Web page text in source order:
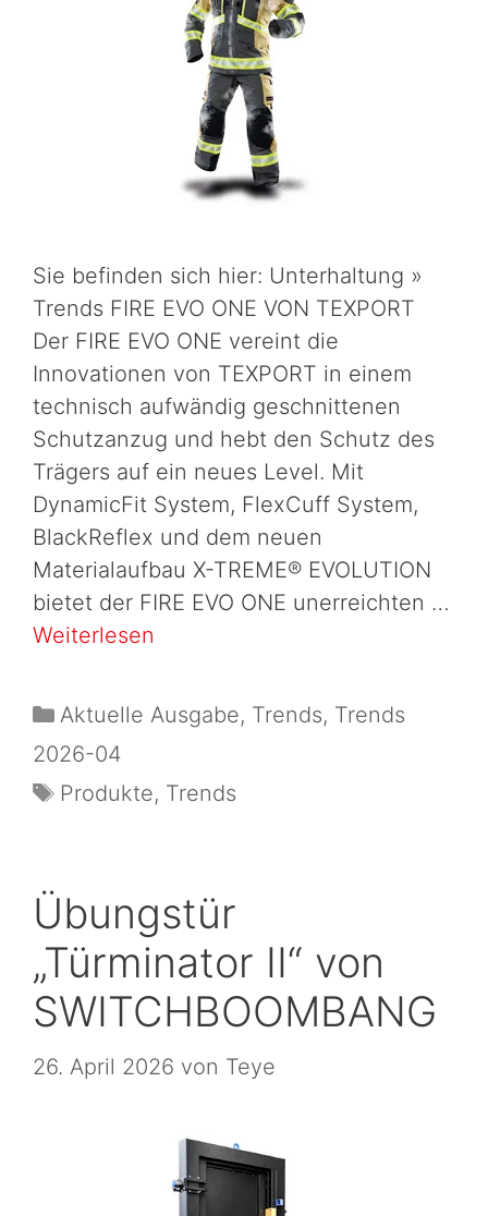
Sie befinden sich hier: Unterhaltung »
Trends FIRE EVO ONE VON TEXPORT
Der FIRE EVO ONE vereint die
Innovationen von TEXPORT in einem
technisch aufwändig geschnittenen
Schutzanzug und hebt den Schutz des
Trägers auf ein neues Level. Mit
DynamicFit System, FlexCuff System,
BlackReflex und dem neuen
Materialaufbau X-TREME® EVOLUTION
bietet der FIRE EVO ONE unerreichten …
Weiterlesen
Aktuelle Ausgabe, Trends, Trends
2026-04
Produkte, Trends
Übungstür
„Türminator II“ von
SWITCHBOOMBANG
26. April 2026 von Teye